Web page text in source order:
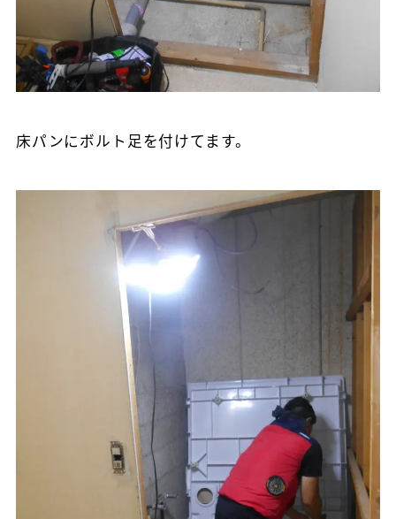
床パンにボルト足を付けてます。